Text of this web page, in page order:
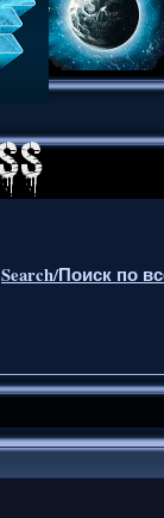
Search/Поиск по